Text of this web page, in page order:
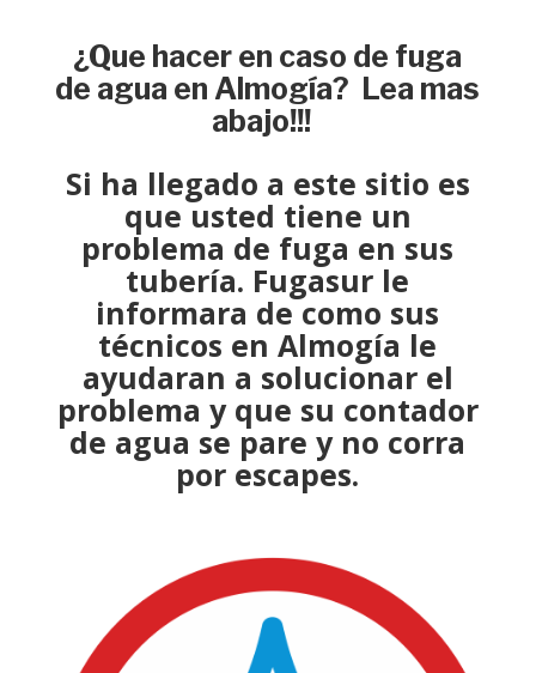
¿Que hacer en caso de fuga
de agua en Almogía? Lea mas
abajo!!!
Si ha llegado a este sitio es
que usted tiene un
problema de fuga en sus
tubería. Fugasur le
informara de como sus
técnicos en Almogía le
ayudaran a solucionar el
problema y que su contador
de agua se pare y no corra
por escapes.